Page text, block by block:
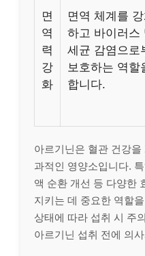
면
역
력
강
화
면역 체계를
하고 바이러스
세균 감염으로
보호하는 역할
합니다.
아르기닌은 혈관 건강
과적인 영양소입니다.
액 순환 개선 등 다양한
지키는 데 중요한 역할
상태에 따라 섭취 시 주
아르기닌 섭취 전에 의